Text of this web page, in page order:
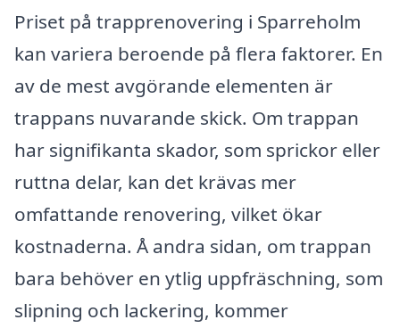
Priset på trapprenovering i Sparreholm
kan variera beroende på flera faktorer. En
av de mest avgörande elementen är
trappans nuvarande skick. Om trappan
har signifikanta skador, som sprickor eller
ruttna delar, kan det krävas mer
omfattande renovering, vilket ökar
kostnaderna. Å andra sidan, om trappan
bara behöver en ytlig uppfräschning, som
slipning och lackering, kommer